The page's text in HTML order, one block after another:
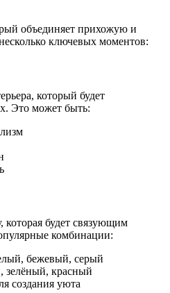
объединяет прихожую и
ключевых моментов:
который будет
Это может быть:
будет связующим
комбинации:
бежевый, серый
зелёный, красный
создания уюта